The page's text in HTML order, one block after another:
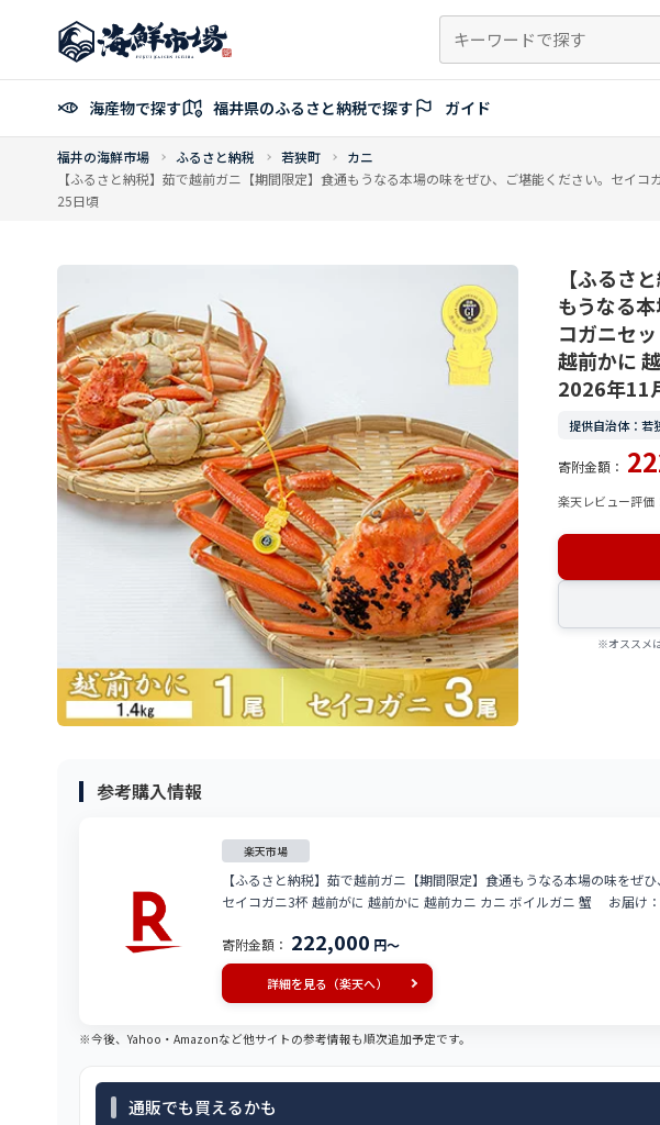
ン
へ
海産物で探す 福井県のふるさと納税で探す ガイド
福井の海鮮市場 ふるさと納税 若狭町
カニ
【ふるさと納税】茹で越前ガニ【期間限定】食通もうなる本場の味をぜひ、ご堪能ください。セ
25日頃
【ふるさ
もうなる
コガニセ
越前かに
2026年11
提供自治体：若
寄附金額：
楽天レビュー評価
※オススメ
参考購入情報
楽天市場
【ふるさと納税】茹で越前ガニ【期間限定】食通もうなる本場の味をぜ
セイコガニ3杯 越前がに 越前かに 越前カニ カニ ボイルガニ 蟹 お届け
寄附金額： 222,000 円～
詳細を見る（楽天へ）
※今後、Yahoo・Amazonなど他サイトの参考情報も順次追加予定です。
通販でも買えるかも